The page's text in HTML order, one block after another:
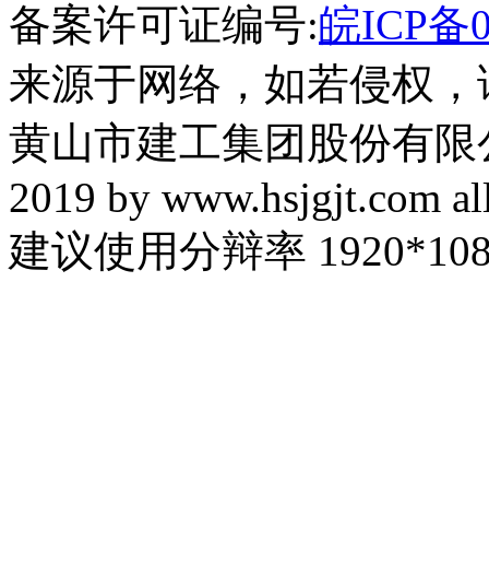
备案许可证编号:皖ICP备
来源于网络，如若侵权
黄山市建工集团股份有
2019 by www.hsjgjt.com
建议使用分辩率